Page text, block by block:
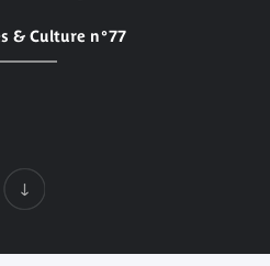
& Culture n°77